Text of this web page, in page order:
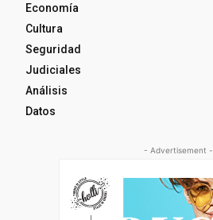
Economía
Cultura
Seguridad
Judiciales
Análisis
Datos
- Advertisement -